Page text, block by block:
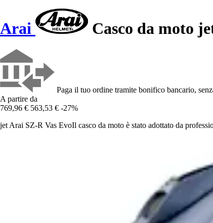
Arai Casco da moto
Paga il tuo ordine tramite bonifico bancario,
A partire da
769,96 € 563,53 € -27%
jet Arai SZ-R Vas EvoIl casco da moto è stato adottato da